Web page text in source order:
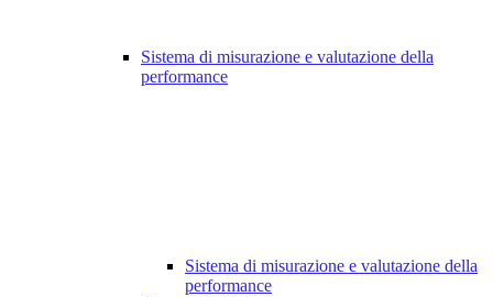
Sistema di misurazione e valutazione della
performance
Sistema di misurazione e valutazione della
performance